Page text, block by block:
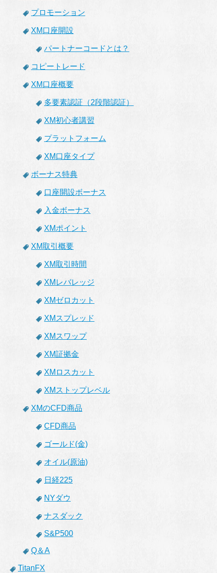
プロモーション
XM口座開設
パートナーコードとは？
コピートレード
XM口座概要
多要素認証（2段階認証）
XM初心者講習
プラットフォーム
XM口座タイプ
ボーナス特典
口座開設ボーナス
入金ボーナス
XMポイント
XM取引概要
XM取引時間
XMレバレッジ
XMゼロカット
XMスプレッド
XMスワップ
XM証拠金
XMロスカット
XMストップレベル
XMのCFD商品
CFD商品
ゴールド(金)
オイル(原油)
日経225
NYダウ
ナスダック
S&P500
Q＆A
TitanFX